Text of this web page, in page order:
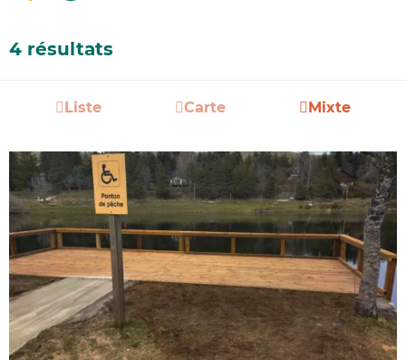
4 résultats
Liste Carte Mixte